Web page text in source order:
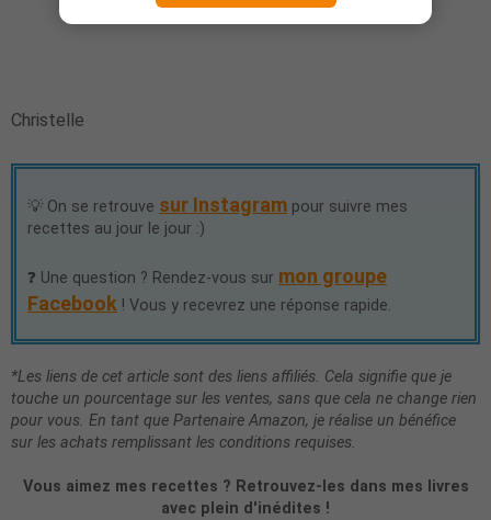
Christelle
💡 On se retrouve sur Instagram pour suivre mes
recettes au jour le jour :)
❓ Une question ? Rendez-vous sur mon groupe
Facebook ! Vous y recevrez une réponse rapide.
*Les liens de cet article sont des liens affiliés. Cela signifie que je
touche un pourcentage sur les ventes, sans que cela ne change rien
pour vous. En tant que Partenaire Amazon, je réalise un bénéfice
sur les achats remplissant les conditions requises.
Vous aimez mes recettes ? Retrouvez-les dans mes livres
avec plein d'inédites !